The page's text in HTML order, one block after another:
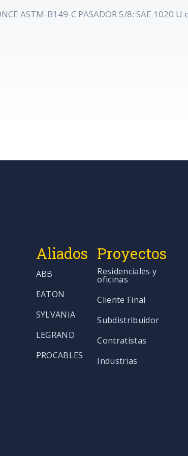
ASTM-B149-C PASADOR 5/8: SAE 1020 U
Aliados
ABB
EATON
SYLVANIA
LEGRAND
PROCABLES
Proyectos
Residenciales y
oficinas
Cliente Final
Subdistribuidor
Contratistas
Industrias